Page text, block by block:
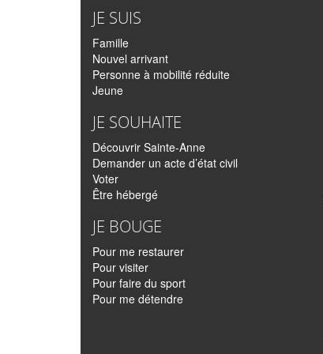
JE SUIS
Famille
Nouvel arrivant
Personne à mobilité réduite
Jeune
JE SOUHAITE
Découvrir Sainte-Anne
Demander un acte d’état civil
Voter
Être hébergé
JE BOUGE
Pour me restaurer
Pour visiter
Pour faire du sport
Pour me détendre